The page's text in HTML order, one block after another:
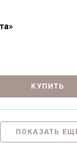
КУПИТЬ
ПОКАЗАТЬ